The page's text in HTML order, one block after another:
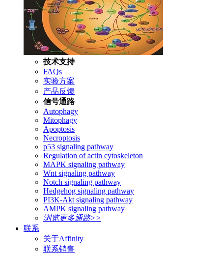
技术支持
FAQs
实验方案
产品反馈
信号通路
Autophagy
Mitophagy
Apoptosis
Necroptosis
p53 signaling pathway
Regulation of actin cytoskeleton
MAPK signaling pathway
Wnt signaling pathway
Notch signaling pathway
Hedgehog signaling pathway
PI3K-Akt signaling pathway
AMPK signaling pathway
浏览更多通路>>
联系
关于Affinity
联系销售